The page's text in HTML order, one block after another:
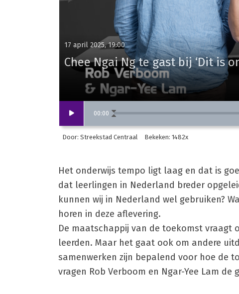
00:00
17 april 2025, 19:00
Chee Ngai Ng te gast bij ‘Dit is
Door: Streekstad Centraal Bekeken: 1482x
Het onderwijs tempo ligt laag en dat is
dat leerlingen in Nederland breder
kunnen wij in Nederland wel gebruiken?
horen in deze aflevering.
De maatschappij van de toekomst vraagt
leerden. Maar het gaat ook om andere
samenwerken zijn bepalend voor hoe de
vragen Rob Verboom en Ngar-Yee Lam